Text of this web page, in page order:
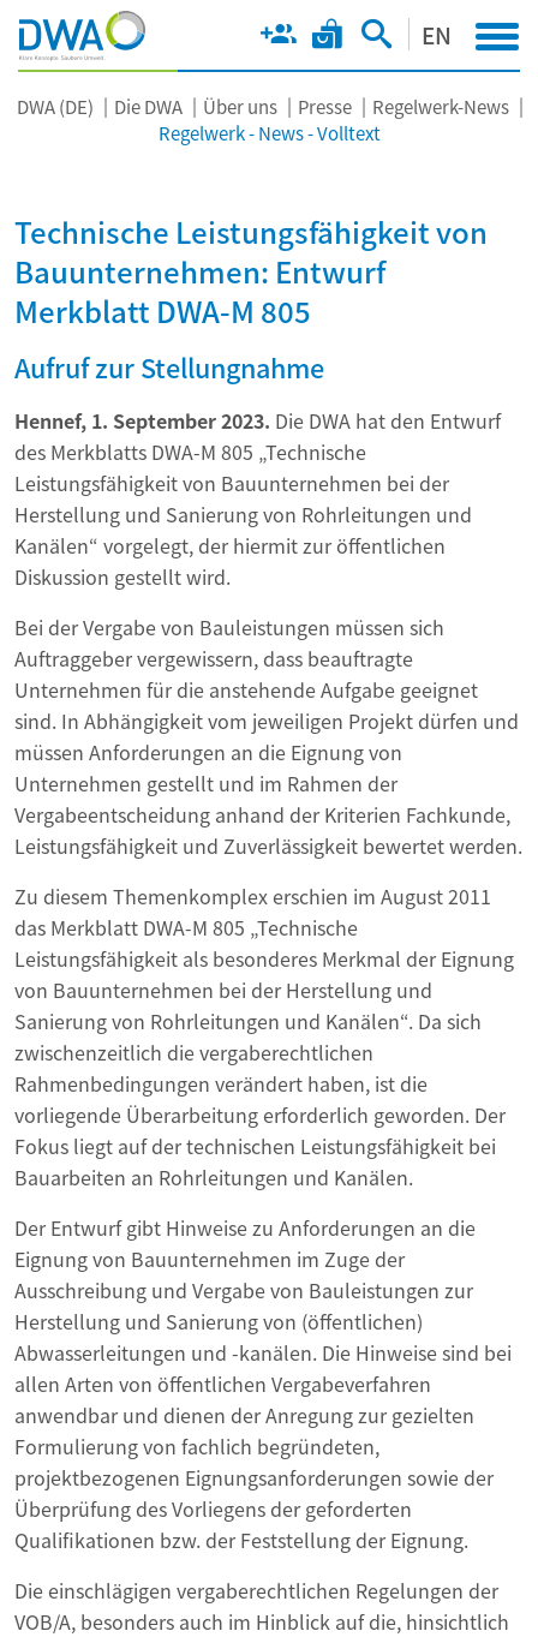
EN
DWA (DE) Die DWA Über uns Presse
Regelwerk-News
Regelwerk - News - Volltext
Technische Leistungsfähigkeit von
Bauunternehmen: Entwurf
Merkblatt DWA-M 805
Aufruf zur Stellungnahme
Hennef, 1. September 2023. Die DWA hat den Entwurf
des Merkblatts DWA-M 805 „Technische
Leistungsfähigkeit von Bauunternehmen bei der
Herstellung und Sanierung von Rohrleitungen und
Kanälen“ vorgelegt, der hiermit zur öffentlichen
Diskussion gestellt wird.
Bei der Vergabe von Bauleistungen müssen sich
Auftraggeber vergewissern, dass beauftragte
Unternehmen für die anstehende Aufgabe geeignet
sind. In Abhängigkeit vom jeweiligen Projekt dürfen und
müssen Anforderungen an die Eignung von
Unternehmen gestellt und im Rahmen der
Vergabeentscheidung anhand der Kriterien Fachkunde,
Leistungsfähigkeit und Zuverlässigkeit bewertet werden.
Zu diesem Themenkomplex erschien im August 2011
das Merkblatt DWA-M 805 „Technische
Leistungsfähigkeit als besonderes Merkmal der Eignung
von Bauunternehmen bei der Herstellung und
Sanierung von Rohrleitungen und Kanälen“. Da sich
zwischenzeitlich die vergaberechtlichen
Rahmenbedingungen verändert haben, ist die
vorliegende Überarbeitung erforderlich geworden. Der
Fokus liegt auf der technischen Leistungsfähigkeit bei
Bauarbeiten an Rohrleitungen und Kanälen.
Der Entwurf gibt Hinweise zu Anforderungen an die
Eignung von Bauunternehmen im Zuge der
Ausschreibung und Vergabe von Bauleistungen zur
Herstellung und Sanierung von (öffentlichen)
Abwasserleitungen und -kanälen. Die Hinweise sind bei
allen Arten von öffentlichen Vergabeverfahren
anwendbar und dienen der Anregung zur gezielten
Formulierung von fachlich begründeten,
projektbezogenen Eignungsanforderungen sowie der
Überprüfung des Vorliegens der geforderten
Qualifikationen bzw. der Feststellung der Eignung.
Die einschlägigen vergaberechtlichen Regelungen der
VOB/A, besonders auch im Hinblick auf die, hinsichtlich